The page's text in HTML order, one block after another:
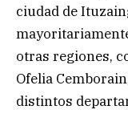
ciudad de
otras regiones,
Ofelia
distintos